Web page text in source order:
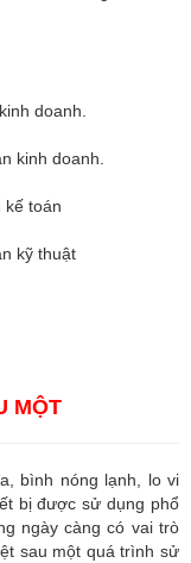
doanh.
kinh doanh.
kế toán
kỹ thuật
MỘT
bình nóng lạnh, lo vi
bị được sử dụng phổ
ngày càng có vai trò
sau một quá trình sử